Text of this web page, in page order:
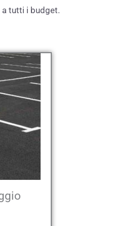
tutti i budget.